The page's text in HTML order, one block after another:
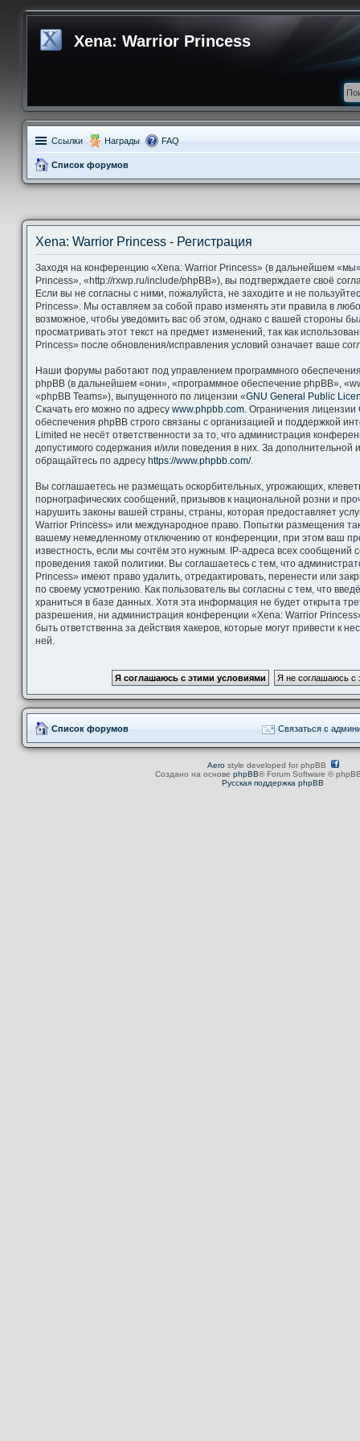
Xena: Warrior Princess
Ссылки Награды FAQ
Список форумов
Xena: Warrior Princess - Регистрация
Заходя на конференцию «Xena: Warrior Princess» (в дальнейшем
Princess», «http://rxwp.ru/include/phpBB»), вы подтверждаете своё
Если вы не согласны с ними, пожалуйста, не заходите и не
Princess». Мы оставляем за собой право изменять эти правила в
возможное, чтобы уведомить вас об этом, однако с вашей стороны
просматривать этот текст на предмет изменений, так как
Princess» после обновления/исправления условий означает ваше
Наши форумы работают под управлением программного
phpBB (в дальнейшем «они», «программное обеспечение phpBB»,
«phpBB Teams»), выпущенного по лицензии «GNU General Public
Скачать его можно по адресу www.phpbb.com. Ограничения лицензии
обеспечения phpBB строго связаны с организацией и поддержкой
Limited не несёт ответственности за то, что администрация
допустимого содержания и/или поведения в них. За
обращайтесь по адресу https://www.phpbb.com/.
Вы соглашаетесь не размещать оскорбительных, угрожающих,
порнографических сообщений, призывов к национальной розни и
нарушить законы вашей страны, страны, которая предоставляет
Warrior Princess» или международное право. Попытки размещения
вашему немедленному отключению от конференции, при этом ваш
известность, если мы сочтём это нужным. IP-адреса всех сообщений
проведения такой политики. Вы соглашаетесь с тем, что
Princess» имеют право удалить, отредактировать, перенести или
по своему усмотрению. Как пользователь вы согласны с тем, что
храниться в базе данных. Хотя эта информация не будет открыта
разрешения, ни администрация конференции «Xena: Warrior
быть ответственна за действия хакеров, которые могут привести к
ней.
Список форумов Связаться с
Aerostyle developed for phpBB
Создано на основе phpBB® Forum Software ©
Русская поддержка phpBB